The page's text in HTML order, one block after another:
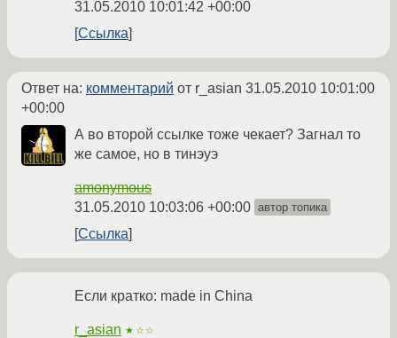
31.05.2010 10:01:42 +00:00
Ссылка
Ответ на: комментарий от r_asian 31.05.2010 10:01:00
+00:00
А во второй ссылке тоже чекает? Загнал то
же самое, но в тинэуэ
amonymous
31.05.2010 10:03:06 +00:00 автор топика
Ссылка
Если кратко: made in China
r_asian ★☆☆